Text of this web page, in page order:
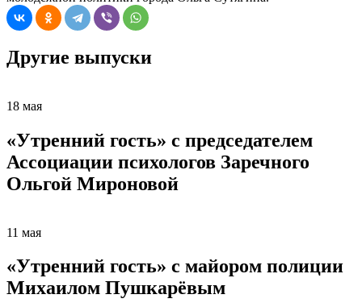
Другие выпуски
18 мая
«Утренний гость» с председателем
Ассоциации психологов Заречного
Ольгой Мироновой
11 мая
«Утренний гость» с майором полиции
Михаилом Пушкарёвым